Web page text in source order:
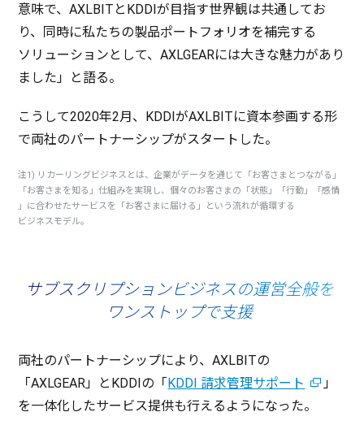
意味で、AXLBITとKDDIが 目指す世界観は共通 してお
り、 同時に私たちの製品ポートフォリオを補完する
ソリューション として、AXLGEARには大きな魅力があり
ました」と語る。
こうして2020年2月、KDDIがAXLBITに資本参画する形
で両社のパートナーシップがスタート した。
注1) リカーリングビジネス とは、企業がデータを通じて「お客さまとつながる」
「お客さまを知る」仕組 みを実現 し、個々のお客さまの「 状態 」「行動 」「感情
」に合わせたサービスを「お客さまに届ける」という流れが循環する
ビジネスモデル。
サブスクリプションビジネスの運営全般を
ワンストップで支援
両社のパートナーシップにより、AXLBITの
「AXLGEAR」とKDDIの「KDDI 請求管理サポート
」
を一体化 したサービス提供も行えるようになった。